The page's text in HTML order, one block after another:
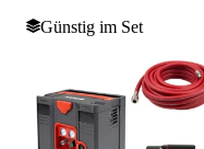
Günstig im Set